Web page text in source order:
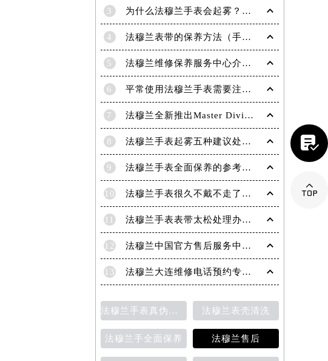
室（需提前预约）
3 为什么法穆兰手表会起雾？(法穆兰手表起雾处理方法？)
4 法穆兰表带的保养方法（手表如何保养）
5 法穆兰维修保养服务中心介绍 | 法穆兰
6 平常使用法穆兰手表需要注意哪些事项|法穆兰技师为您讲解
7 法穆兰全新推出Master Diving限量版腕表
8 法穆兰手表起雾五种建议处理方法！
9 法穆兰手表全面保养的参考建议！
10 法穆兰手表很久不戴不走了处理技巧盘点
11 法穆兰手表表带太松处理办法详解
12 法穆兰中国官方售后服务中心｜地址与客户服务热线权威信息通知（2026年7月最新）
13 法穆兰大连维修电话预约专业售后保养服务权威公示（2026年7月最新）
法穆兰手表真伪鉴别 法穆兰表壳清洗
法穆兰手全面保养 法穆兰售后

